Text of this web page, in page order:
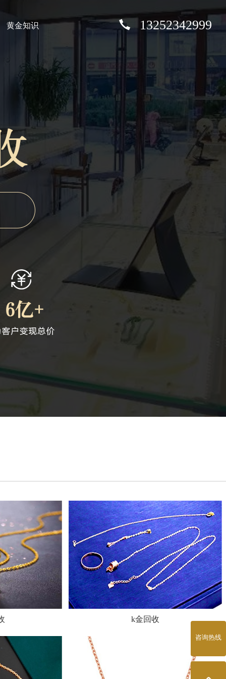
黄金知识 13252342999
k金回收
咨询热线